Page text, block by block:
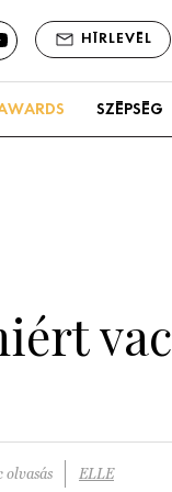
HÍRLEVÉL
SZÉPSÉG
olvasás ELLE